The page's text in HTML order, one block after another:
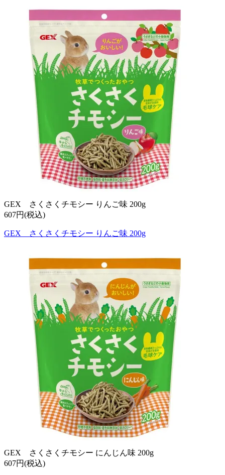
GEX さくさくチモシー りんご味 200g
607円(税込)
GEX さくさくチモシー りんご味 200g
GEX さくさくチモシー にんじん味 200g
607円(税込)